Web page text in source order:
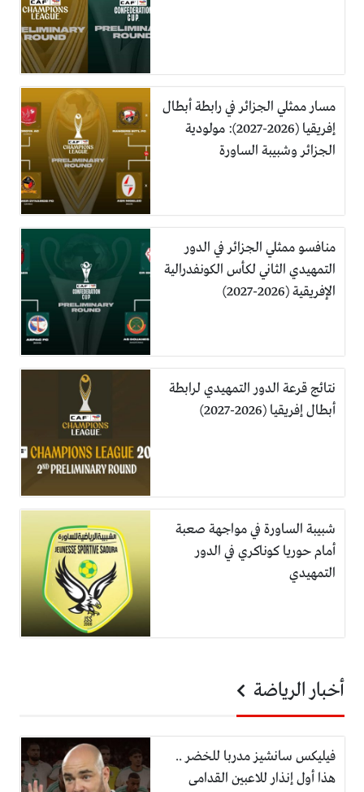
مسار ممثلي الجزائر في رابطة أبطال
إفريقيا (2026-2027): مولودية
الجزائر وشبيبة الساورة
منافسو ممثلي الجزائر في الدور
التمهيدي الثاني لكأس الكونفدرالية
الإفريقية (2026-2027)
نتائج قرعة الدور التمهيدي لرابطة
أبطال إفريقيا (2026-2027)
شبيبة الساورة في مواجهة صعبة
أمام حوريا كوناكري في الدور
التمهيدي
أخبار الرياضة
فيليكس سانشيز مدربا للخضر ..
هذا أول إنذار للاعبين القدامى